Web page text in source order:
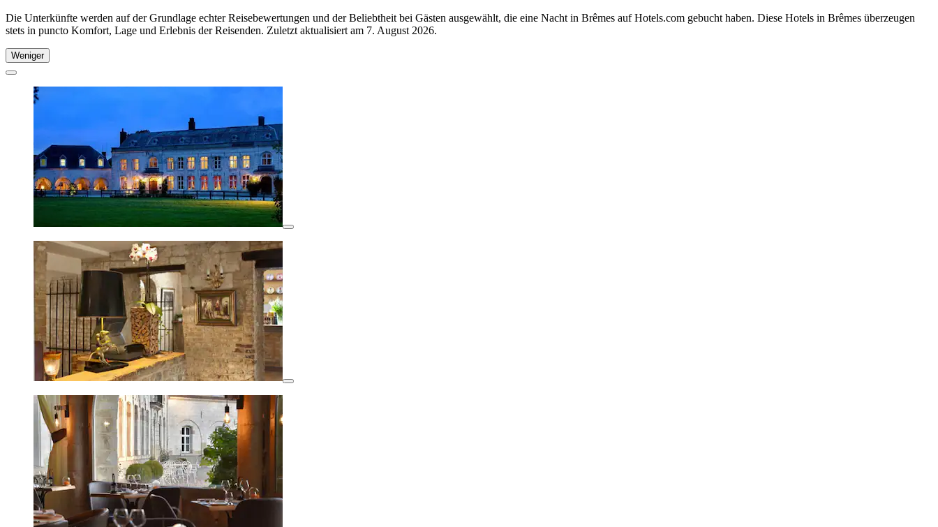
Die Unterkünfte werden auf der Grundlage echter Reisebewertungen und der Beliebtheit bei Gästen ausgewählt, die eine Nacht in Brêmes auf Hotels.com gebucht haben. Diese Hotels in Brêmes überzeugen
stets in puncto Komfort, Lage und Erlebnis der Reisenden. Zuletzt aktualisiert am 7. August 2026.
Weniger